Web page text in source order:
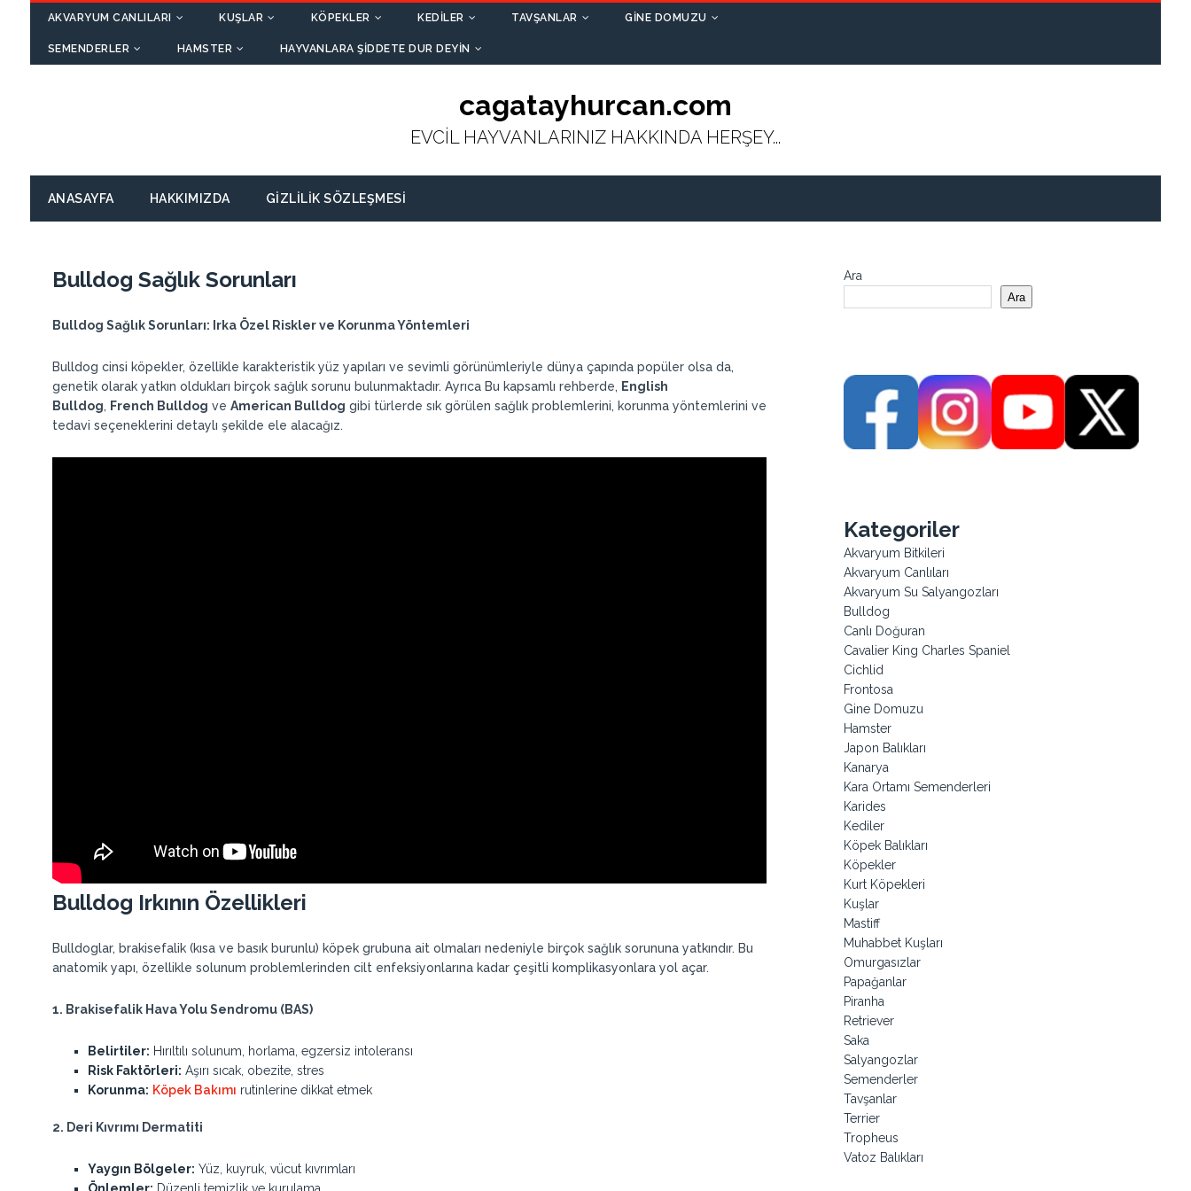
AKVARYUM CANLILARI KUŞLAR KÖPEKLER KEDILER TAVŞANLAR GINE DOMUZU
SEMENDERLER HAMSTER HAYVANLARA ŞIDDETE DUR DEYIN
cagatayhurcan.com
EVCİL HAYVANLARINIZ HAKKINDA HERŞEY...
ANASAYFA HAKKIMIZDA GIZLILIK SÖZLEŞMESI
Bulldog Sağlık Sorunları
Bulldog Sağlık Sorunları: Irka Özel Riskler ve Korunma Yöntemleri
Bulldog cinsi köpekler, özellikle karakteristik yüz yapıları ve sevimli görünümleriyle dünya çapında popüler olsa da,
genetik olarak yatkın oldukları birçok sağlık sorunu bulunmaktadır. Ayrıca Bu kapsamlı rehberde, English
Bulldog, French Bulldog ve American Bulldog gibi türlerde sık görülen sağlık problemlerini, korunma yöntemlerini ve
tedavi seçeneklerini detaylı şekilde ele alacağız.
Bulldog Irkının Özellikleri
Bulldoglar, brakisefalik (kısa ve basık burunlu) köpek grubuna ait olmaları nedeniyle birçok sağlık sorununa yatkındır. Bu
anatomik yapı, özellikle solunum problemlerinden cilt enfeksiyonlarına kadar çeşitli komplikasyonlara yol açar.
1. Brakisefalik Hava Yolu Sendromu (BAS)
Belirtiler: Hırıltılı solunum, horlama, egzersiz intoleransı
Risk Faktörleri: Aşırı sıcak, obezite, stres
Korunma: Köpek Bakımı rutinlerine dikkat etmek
2. Deri Kıvrımı Dermatiti
Yaygın Bölgeler: Yüz, kuyruk, vücut kıvrımları
Ara
Ara
Kategoriler
Akvaryum Bitkileri
Akvaryum Canlıları
Akvaryum Su Salyangozları
Bulldog
Canlı Doğuran
Cavalier King Charles Spaniel
Cichlid
Frontosa
Gine Domuzu
Hamster
Japon Balıkları
Kanarya
Kara Ortamı Semenderleri
Karides
Kediler
Köpek Balıkları
Köpekler
Kurt Köpekleri
Kuşlar
Mastiff
Muhabbet Kuşları
Omurgasızlar
Papağanlar
Piranha
Retriever
Saka
Salyangozlar
Semenderler
Tavşanlar
Terrier
Tropheus
Vatoz Balıkları